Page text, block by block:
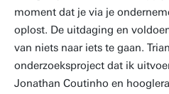
moment dat je via je
oplost. De uitdaging en
van niets naar iets te gaan.
onderzoeksproject dat ik
Jonathan Coutinho en